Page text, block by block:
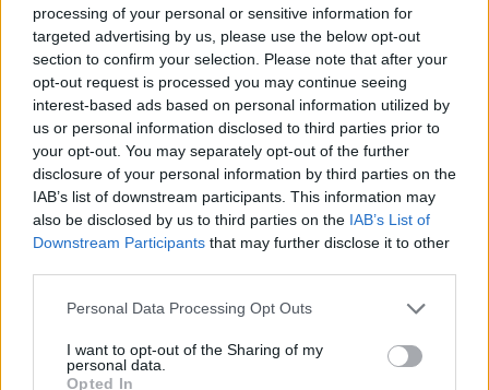
processing of your personal or sensitive information for
targeted advertising by us, please use the below opt-out
section to confirm your selection. Please note that after your
opt-out request is processed you may continue seeing
interest-based ads based on personal information utilized by
us or personal information disclosed to third parties prior to
your opt-out. You may separately opt-out of the further
disclosure of your personal information by third parties on the
IAB’s list of downstream participants. This information may
also be disclosed by us to third parties on the IAB’s List of
Downstream Participants that may further disclose it to other
Please note that this website/app uses one or more Google
not limited to your visit or usage behaviour. You may click to
grant or deny consent to Google and its third-party tags to
Personal Data Processing Opt Outs
I want to opt-out of the Sharing of my
personal data.
Opted In